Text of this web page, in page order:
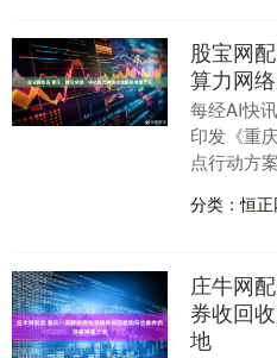
股宝网
算力网
每经AI快
印发《重
点行动方
利用。发
重点领....
分类：恒正
庄牛网
券收回
地